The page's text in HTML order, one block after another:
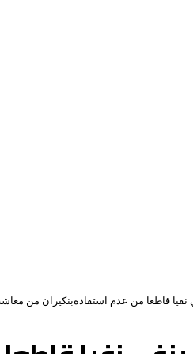
نفيا قاطعا من عدم استفادةبنكيران من